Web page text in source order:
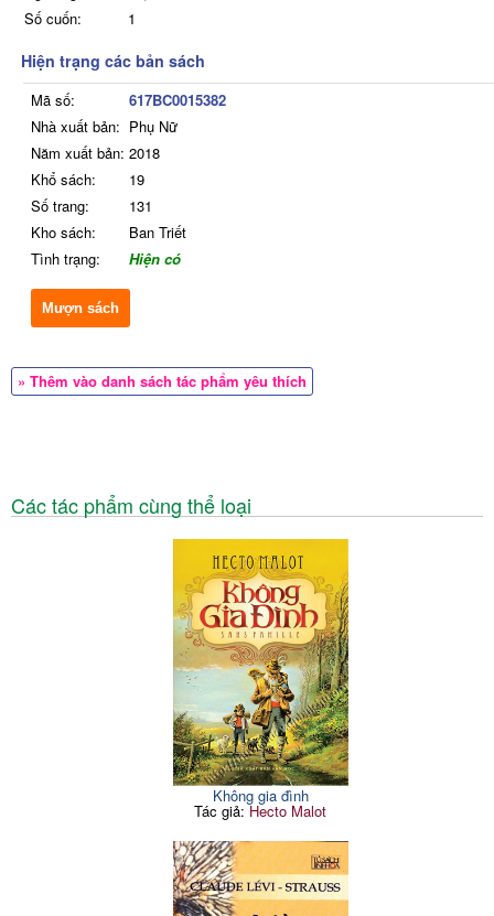
Số cuốn:
1
Hiện trạng các bản sách
Mã số:
617BC0015382
Nhà xuất bản: Phụ Nữ
Năm xuất bản: 2018
Khổ sách:
19
Số trang:
131
Kho sách:
Ban Triết
Tình trạng:
Hiện có
Mượn sách
» Thêm vào danh sách tác phẩm yêu thích
Các tác phẩm cùng thể loại
Không gia đình
Tác giả:Hecto Malot